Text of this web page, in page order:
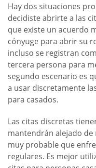
Hay dos situaciones
decidiste abrirte a las
que existe un acuerdo
cónyuge para abrir su
incluso se registran
tercera persona para
segundo escenario es
a usar discretamente
para casados.
Las citas discretas
mantendrán alejado
muy probable que
regulares. Es mejor